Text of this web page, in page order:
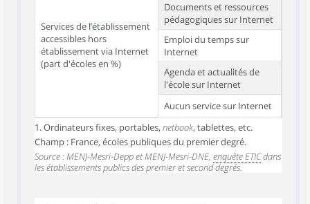
Services de l’établissement
accessibles hors
établissement via Internet
(part d'écoles en %)
Documents et ressources
pédagogiques sur Internet
Emploi du temps sur
Internet
Agenda et actualités de
l'école sur Internet
Aucun service sur Internet
1. Ordinateurs fixes, portables, netbook, tablettes, etc.
Champ : France, écoles publiques du premier degré.
Source : MENJ-Mesri-Depp et MENJ-Mesri-DNE, enquête ETICdans
les établissements publics des premier et second degrés.